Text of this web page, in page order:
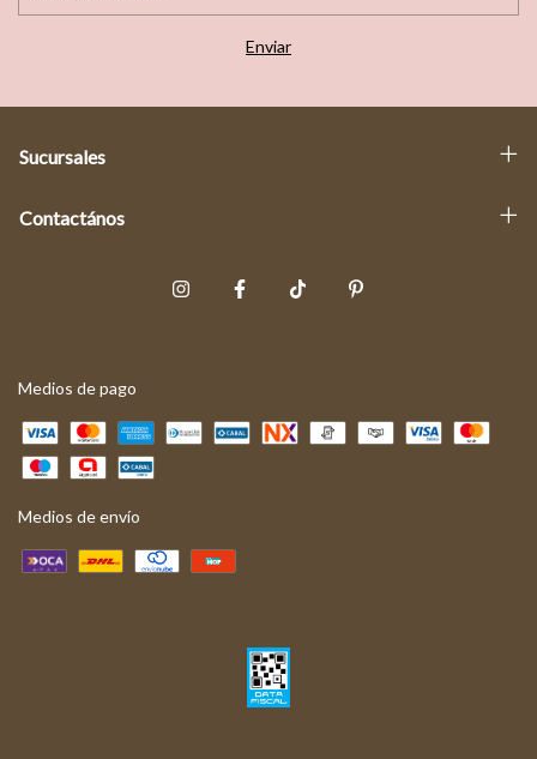
Sucursales
Contactános
Medios de pago
Medios de envío